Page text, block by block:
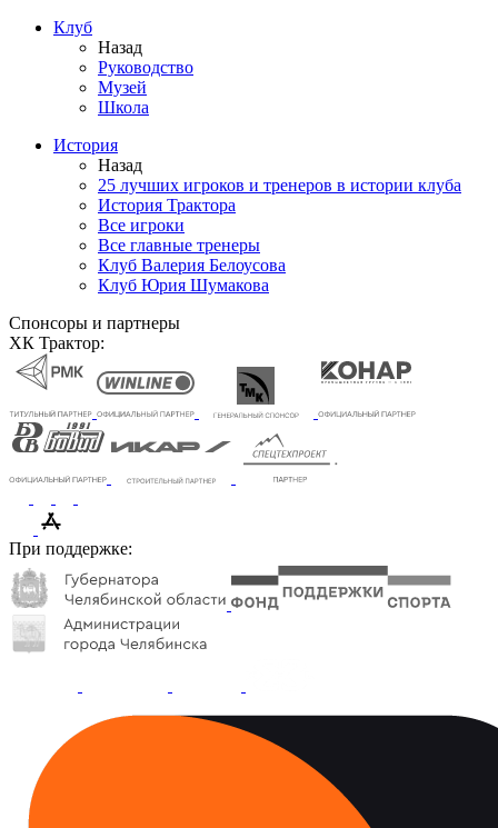
Клуб
Назад
Руководство
Музей
Школа
История
Назад
25 лучших игроков и тренеров в истории клуба
История Трактора
Все игроки
Все главные тренеры
Клуб Валерия Белоусова
Клуб Юрия Шумакова
Спонсоры и партнеры
ХК Трактор:
При поддержке: